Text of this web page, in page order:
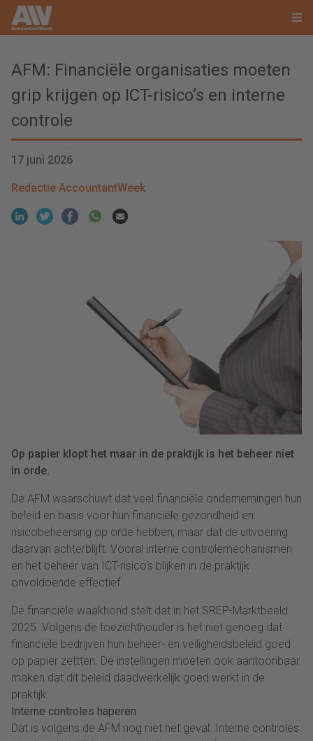
AFM: Financiële organisaties moeten
grip krijgen op ICT-risico’s en interne
controle
17 juni 2026
Redactie AccountantWeek
Op papier klopt het maar in de praktijk is het beheer niet
in orde.
De AFM waarschuwt dat veel financiële ondernemingen hun
beleid en basis voor hun financiële gezondheid en
risicobeheersing op orde hebben, maar dat de uitvoering
daarvan achterblijft. Vooral interne controlemechanismen
en het beheer van ICT-risico’s blijken in de praktijk
onvoldoende effectief.
De financiële waakhond stelt dat in het SREP-Marktbeeld
2025. Volgens de toezichthouder is het niet genoeg dat
financiële bedrijven hun beheer- en veiligheidsbeleid goed
op papier zettten. De instellingen moeten ook aantoonbaar
maken dat dit beleid daadwerkelijk goed werkt in de
praktijk.
Interne controles haperen
Dat is volgens de AFM nog niet het geval. Interne controles